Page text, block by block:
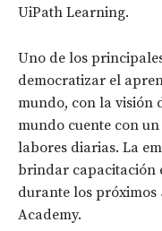
UiPath Learning.
Uno de los
democratizar el
mundo, con la visión
mundo cuente con
labores diarias. La
brindar capacitación
durante los próximos
Academy.